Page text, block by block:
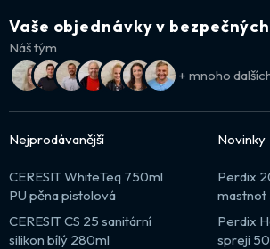
Vaše objednávky v
Náš tým
+ mnoho
Nejprodávanější
CERESIT WhiteTeq 750ml
PU pěna pistolová
CERESIT CS 25 sanitární
silikon bílý 280ml
Novinky
Perdix
Perdix
spreji